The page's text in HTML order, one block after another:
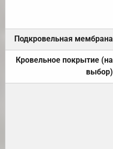
Подкровельная мембрана
Кровельное покрытие (на
выбор)